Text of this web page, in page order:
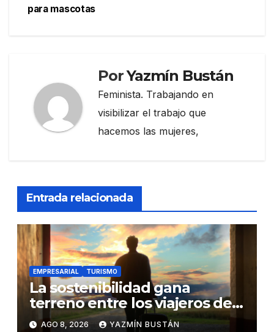
entradas
para mascotas
PorYazmín Bustán
Feminista. Trabajando en
visibilizar el trabajo que
hacemos las mujeres,
Entrada relacionada
EMPRESARIAL TURISMO
La sostenibilidad gana
terreno entre los viajeros de
negocios
AGO 8, 2026 YAZMÍN BUSTÁN